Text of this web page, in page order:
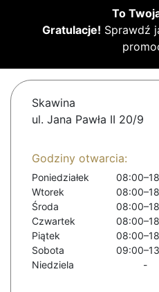
To
Gratulacje! Sprawdź
Skawina
ul. Jana Pawła II 20/9
Godziny otwarcia:
Poniedziałek
Wtorek
Środa
Czwartek
Piątek
Sobota
Niedziela
-